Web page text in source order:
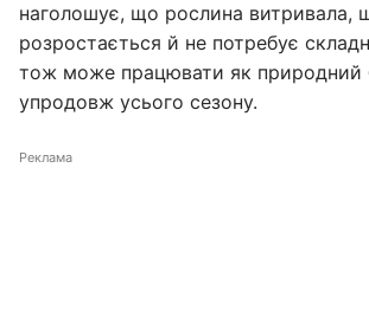
наголошує, що рослина витривала,
розростається й не потребує
тож може працювати як природний
упродовж усього сезону.
Реклама